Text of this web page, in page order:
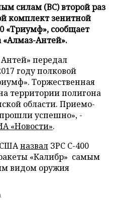
силам (ВС) второй раз
комплект зенитной
«Триумф», сообщает
«Алмаз-Антей».
передал
году полковой
Торжественная
территории полигона
области. Приемо-
успешно», -
«Новости».
СШАназвал ЗРС С-400
«Калибр» самым
видом оружия